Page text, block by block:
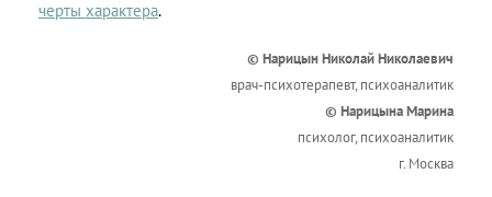
черты характера.
© Нарицын Николай Николаевич
врач-психотерапевт, психоаналитик
© Нарицына Марина
психолог, психоаналитик
г. Москва